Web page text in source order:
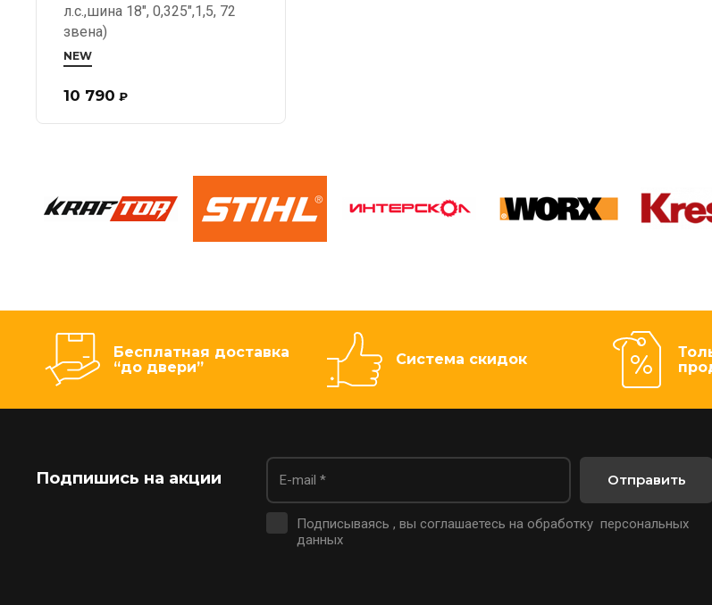
л.с.,шина 18", 0,325",1,5, 72
звена)
NEW
10 790 ₽
Бесплатная доставка
“до двери”
Система скидок
Подпишись на акции
Подписываясь , вы соглашаетесь на обработку персональных
данных
Отправить